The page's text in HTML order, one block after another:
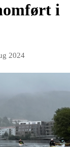
i
2024